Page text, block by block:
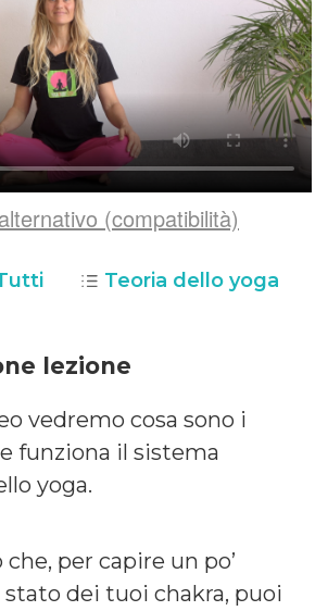
(compatibilità)
Teoria dello yoga
lezione
vedremo cosa sono i
funziona il sistema
yoga.
per capire un po’
dei tuoi chakra, puoi